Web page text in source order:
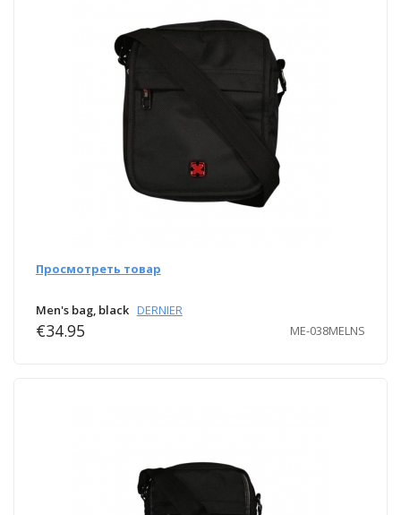
Просмотреть товар
Men's bag, black DERNIER
ME-038MELNS
€34.95